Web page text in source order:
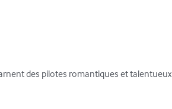
des pilotes romantiques et talentueux